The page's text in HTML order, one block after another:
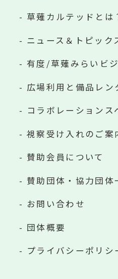
草薙カルテッドとは
ニュース＆トピック
有度/草薙みらいビ
広場利用と備品レン
コラボレーション
視察受け入れのご案
賛助会員について
賛助団体・協力団体
お問い合わせ
団体概要
プライバシーポリシ